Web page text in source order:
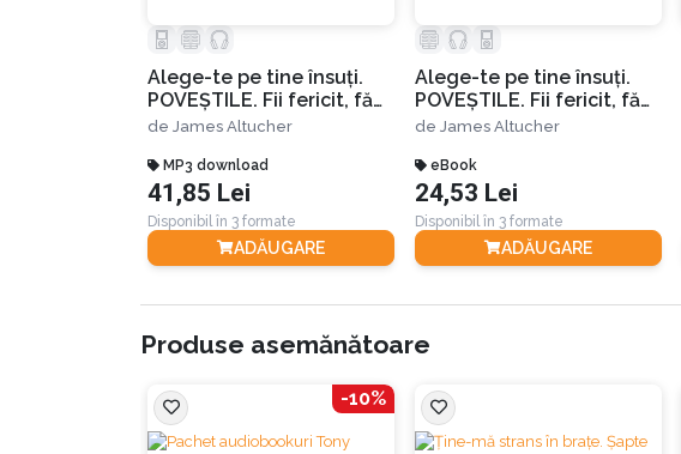
Alege-te pe tine însuţi.
POVEȘTILE. Fii fericit, fă
milioane, trăieşte visul
de James Altucher
MP3 download
41,85 Lei
Disponibil în 3 formate
ADĂUGARE
Alege-te pe tine însuţi.
POVEȘTILE. Fii fericit, fă
milioane, trăieşte visul
de James Altucher
eBook
24,53 Lei
Disponibil în 3 formate
ADĂUGARE
Produse asemănătoare
-10%